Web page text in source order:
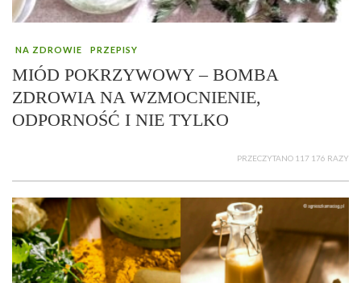
NA ZDROWIE PRZEPISY
MIÓD POKRZYWOWY – BOMBA
ZDROWIA NA WZMOCNIENIE,
ODPORNOŚĆ I NIE TYLKO
PRZECZYTANO 117 176 RAZY